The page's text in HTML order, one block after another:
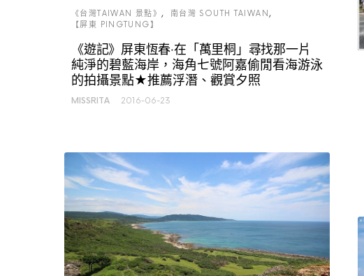
《台灣TAIWAN 景點》
南台灣 SOUTH TAIWAN
【屏東 PINGTUNG】
《遊記》屏東恆春‧在「萬里桐」尋找那一片
純淨的碧藍海岸，海角七號阿嘉偷閒看海游泳
的拍攝景點★推薦浮潛、觀賞夕照
MISSRITA 2016-06-23